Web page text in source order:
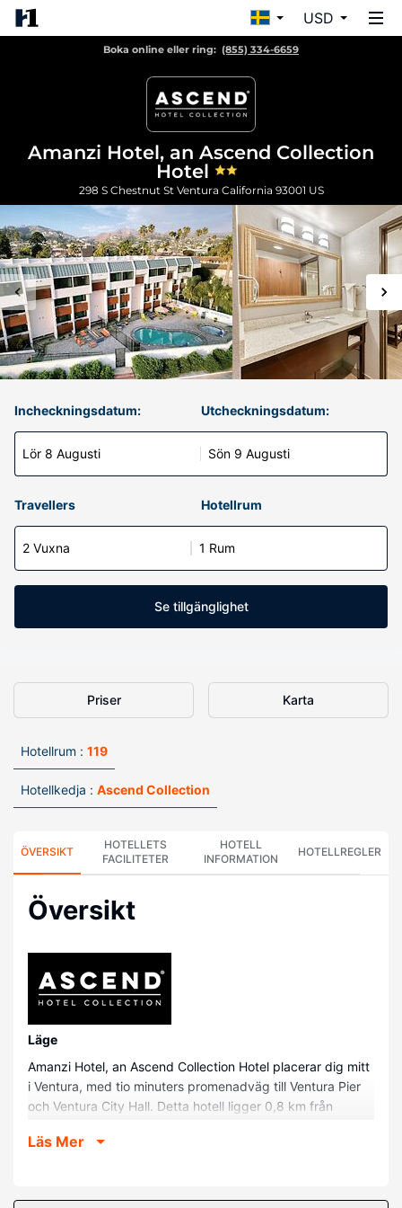
USD
Boka online eller ring: (855) 334-6659
Amanzi Hotel, an Ascend Collection
Hotel
298 S Chestnut St Ventura California 93001 US
Incheckningsdatum:
Lör 8 Augusti
Utcheckningsdatum:
Sön 9 Augusti
Travellers Hotellrum
2 Vuxna 1 Rum
Se tillgänglighet
Priser Karta
Hotellrum : 119
Hotellkedja : Ascend Collection
ÖVERSIKT
HOTELLETS
FACILITETER
HOTELL
INFORMATION
HOTELLREGLER
Översikt
Läge
Amanzi Hotel, an Ascend Collection Hotel placerar dig mitt
i Ventura, med tio minuters promenadväg till Ventura Pier
och Ventura City Hall. Detta hotell ligger 0,8 km från
Buenaventura Mission.
Känn dig som hemma i ett av de 119 luftkonditionerade
Läs Mer